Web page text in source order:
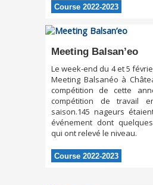
Course 2022-2023
Meeting Balsan’eo
Le week-end du 4 et 5
Meeting Balsanéo à
compétition de cette
compétition de travail
saison.145 nageurs
événement dont
qui ont relevé le niveau.
Course 2022-2023